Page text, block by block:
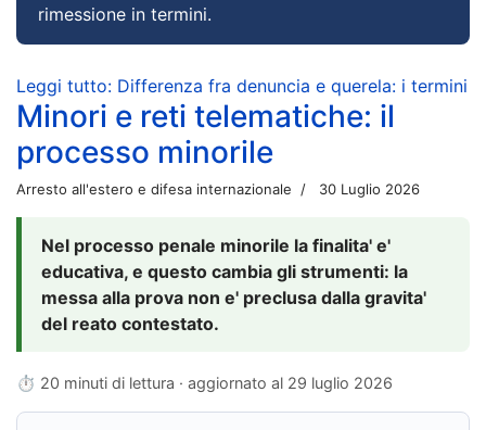
rimessione in termini.
Leggi tutto: Differenza fra denuncia e querela: i termini
Minori e reti telematiche: il
processo minorile
Arresto all'estero e difesa internazionale 30 Luglio 2026
Nel processo penale minorile la finalita' e'
educativa, e questo cambia gli strumenti: la
messa alla prova non e' preclusa dalla gravita'
del reato contestato.
⏱ 20 minuti di lettura · aggiornato al 29 luglio 2026